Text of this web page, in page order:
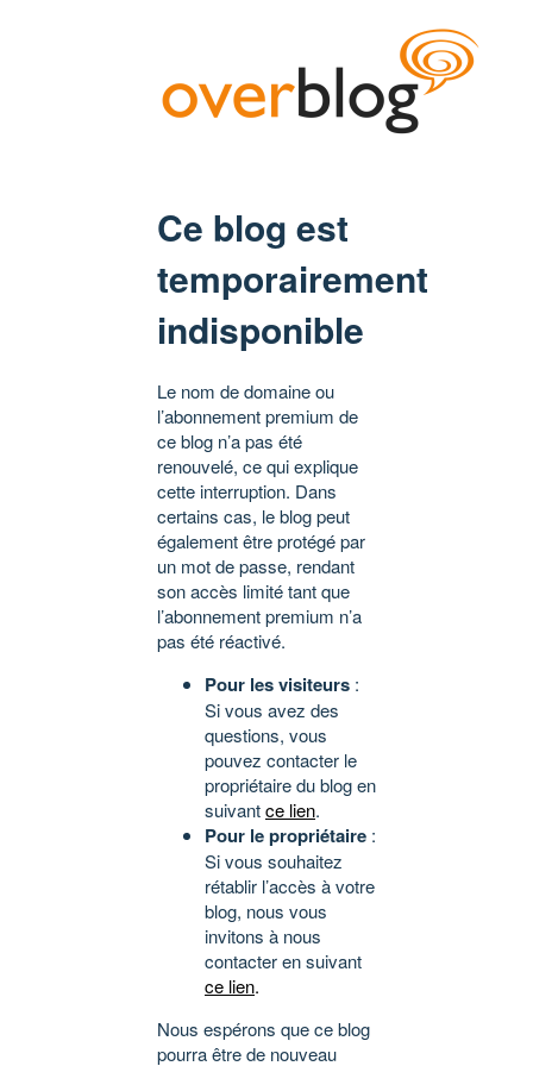
Ce blog est
temporairement
indisponible
Le nom de domaine ou
l’abonnement premium de
ce blog n’a pas été
renouvelé, ce qui explique
cette interruption. Dans
certains cas, le blog peut
également être protégé par
un mot de passe, rendant
son accès limité tant que
l’abonnement premium n’a
pas été réactivé.
Pour les visiteurs :
Si vous avez des
questions, vous
pouvez contacter le
propriétaire du blog en
suivantce lien.
Pour le propriétaire :
Si vous souhaitez
rétablir l’accès à votre
blog, nous vous
invitons à nous
contacter en suivant
ce lien.
Nous espérons que ce blog
pourra être de nouveau